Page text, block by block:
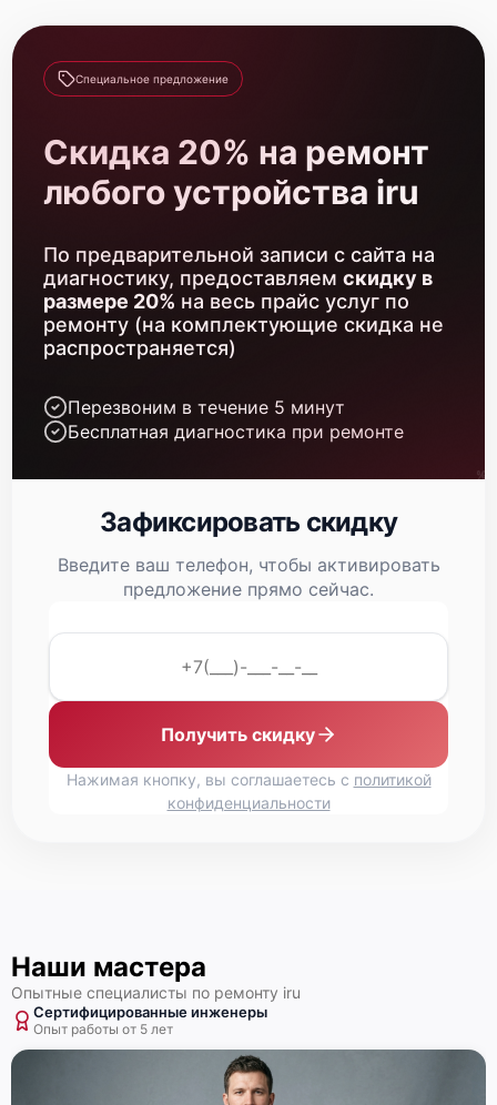
Прошивка BIOS 800 р
Замена аккумулятора
Замена HDD (замена жёсткого диска) 500 р
Установка драйверов Windows
Замена кулера 600 р
Замена матрицы 1300 р
Замена разъема питания
Замена северного моста
Чистка от пыли
Ремонт вебкамеры
Замена тачпада
Замена видеокарты 2490 р
Специальное предложение
Скидка 20% на ремонт
любого устройства iru
По предварительной записи с сайта на
диагностику, предоставляем скидку в
размере 20% на весь прайс услуг по
ремонту (на комплектующие скидка не
распространяется)
Перезвоним в течение 5 минут
Бесплатная диагностика при ремонте
Зафиксировать скидку
Введите ваш телефон, чтобы активировать
предложение прямо сейчас.
Получить скидку
Нажимая кнопку, вы соглашаетесь с политикой
конфиденциальности
Наши мастера
Опытные специалисты по ремонту iru
Сертифицированные инженеры
Опыт работы от 5 лет